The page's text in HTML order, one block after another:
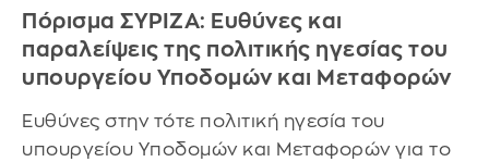
Πόρισμα ΣΥΡΙΖΑ: Ευθύνες και
παραλείψεις της πολιτικής ηγεσίας του
υπουργείου Υποδομών και Μεταφορών
Ευθύνες στην τότε πολιτική ηγεσία του
υπουργείου Υποδομών και Μεταφορών για το